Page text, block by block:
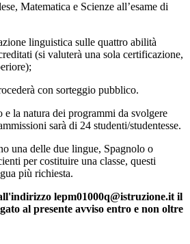
Matematica e Scienze all’esame di
linguistica sulle quattro abilità
(si valuterà una sola certificazione,
con sorteggio pubblico.
e la natura dei programmi da svolgere
sarà di 24 studenti/studentesse.
una delle due lingue, Spagnolo o
per costituire una classe, questi
più richiesta.
lepm01000q@istruzione.it il
al presente avviso entro e non oltre